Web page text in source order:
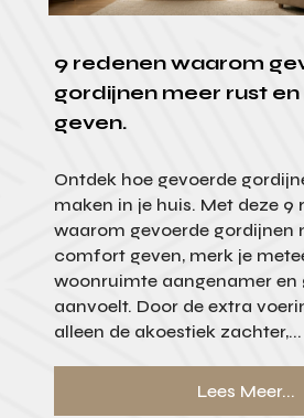
9 redenen waarom
gordijnen meer rust
geven.
Ontdek hoe gevoerde
maken in je huis. Met deze 9
waarom gevoerde gordijnen
comfort geven, merk je
woonruimte aangenamer en
aanvoelt. Door de extra
alleen de akoestiek zachter,...
Lees Meer...